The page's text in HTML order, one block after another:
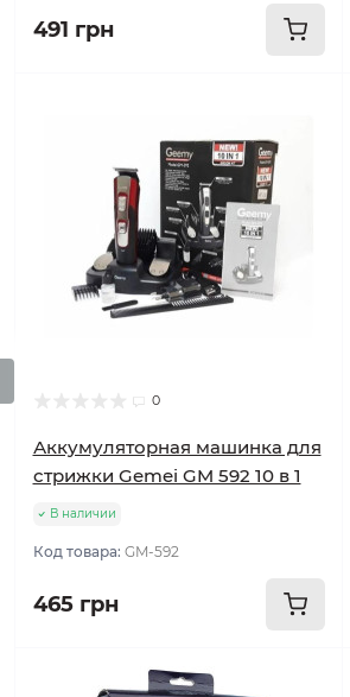
491 грн
0
Аккумуляторная машинка для
стрижки Gemei GM 592 10 в 1
В наличии
Код товара: GM-592
465 грн